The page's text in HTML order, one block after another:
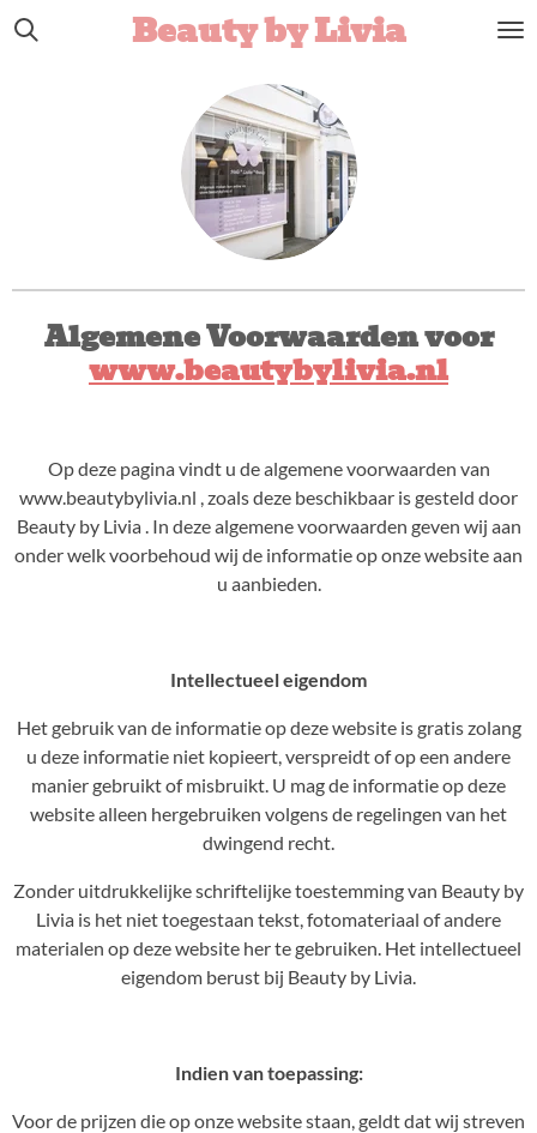
Ga
Beauty by Livia
Algemene Voorwaarden voor
www.beautybylivia.nl
Op deze pagina vindt u de algemene voorwaarden van
www.beautybylivia.nl , zoals deze beschikbaar is gesteld door
Beauty by Livia . In deze algemene voorwaarden geven wij aan
onder welk voorbehoud wij de informatie op onze website aan
u aanbieden.
Intellectueel eigendom
Het gebruik van de informatie op deze website is gratis zolang
u deze informatie niet kopieert, verspreidt of op een andere
manier gebruikt of misbruikt. U mag de informatie op deze
website alleen hergebruiken volgens de regelingen van het
dwingend recht.
Zonder uitdrukkelijke schriftelijke toestemming van Beauty by
Livia is het niet toegestaan tekst, fotomateriaal of andere
materialen op deze website her te gebruiken. Het intellectueel
eigendom berust bij Beauty by Livia.
Indien van toepassing:
Voor de prijzen die op onze website staan, geldt dat wij streven